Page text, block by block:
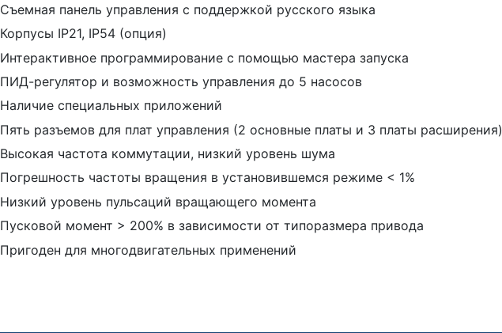
Съемная панель управления с поддержкой русского языка
Корпусы IP21, IP54 (опция)
Интерактивное программирование с помощью мастера запуска
ПИД-регулятор и возможность управления до 5 насосов
Наличие специальных приложений
Пять разъемов для плат управления (2 основные платы и 3 платы расширения)
Высокая частота коммутации, низкий уровень шума
Погрешность частоты вращения в установившемся режиме < 1%
Низкий уровень пульсаций вращающего момента
Пусковой момент > 200% в зависимости от типоразмера привода
Пригоден для многодвигательных применений